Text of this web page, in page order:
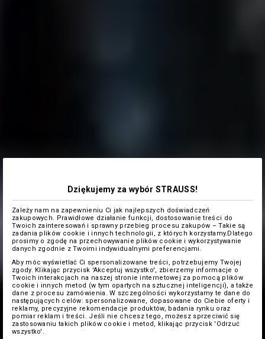
Dziękujemy za wybór STRAUSS!
Zależy nam na zapewnieniu Ci jak najlepszych doświadczeń
zakupowych. Prawidłowe działanie funkcji, dostosowanie treści do
Twoich zainteresowań i sprawny przebieg procesu zakupów – Takie są
zadania plików cookie i innych technologii, z których korzystamy.Dlatego
prosimy o zgodę na przechowywanie plików cookie i wykorzystywanie
danych zgodnie z Twoimi indywidualnymi preferencjami.
Aby móc wyświetlać Ci spersonalizowane treści, potrzebujemy Twojej
zgody. Klikając przycisk 'Akceptuj wszystko', zbierzemy informacje o
Twoich interakcjach na naszej stronie internetowej za pomocą plików
cookie i innych metod (w tym opartych na sztucznej inteligencji), a także
dane z procesu zamówienia. W szczególności wykorzystamy te dane do
następujących celów: spersonalizowane, dopasowane do Ciebie oferty i
reklamy, precyzyjne rekomendacje produktów, badania rynku oraz
pomiar reklam i treści. Jeśli nie chcesz tego, możesz sprzeciwić się
zastosowaniu takich plików cookie i metod, klikając przycisk 'Odrzuć
wszystko'.